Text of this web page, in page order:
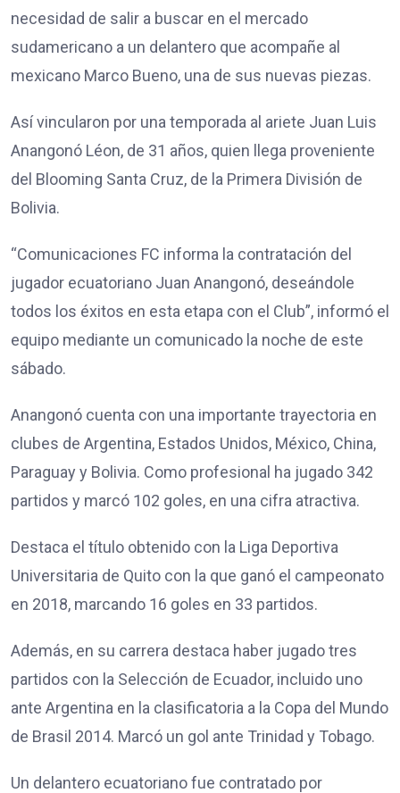
necesidad de salir a buscar en el mercado
sudamericano a un delantero que acompañe al
mexicano Marco Bueno, una de sus nuevas piezas.
Así vincularon por una temporada al ariete Juan Luis
Anangonó Léon, de 31 años, quien llega proveniente
del Blooming Santa Cruz, de la Primera División de
Bolivia.
“Comunicaciones FC informa la contratación del
jugador ecuatoriano Juan Anangonó, deseándole
todos los éxitos en esta etapa con el Club”, informó el
equipo mediante un comunicado la noche de este
sábado.
Anangonó cuenta con una importante trayectoria en
clubes de Argentina, Estados Unidos, México, China,
Paraguay y Bolivia. Como profesional ha jugado 342
partidos y marcó 102 goles, en una cifra atractiva.
Destaca el título obtenido con la Liga Deportiva
Universitaria de Quito con la que ganó el campeonato
en 2018, marcando 16 goles en 33 partidos.
Además, en su carrera destaca haber jugado tres
partidos con la Selección de Ecuador, incluido uno
ante Argentina en la clasificatoria a la Copa del Mundo
de Brasil 2014. Marcó un gol ante Trinidad y Tobago.
Un delantero ecuatoriano fue contratado por